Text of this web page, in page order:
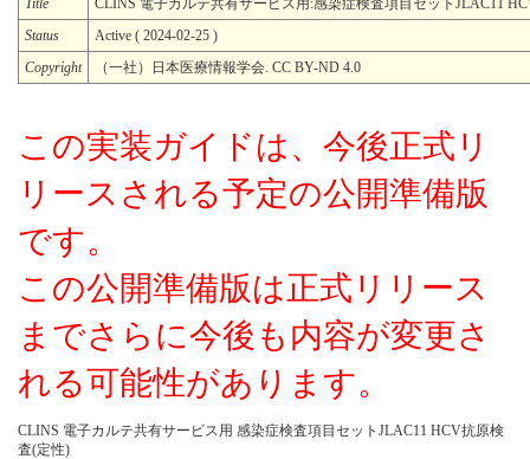
Status
Active ( 2024-02-25 )
Copyright
（一社）日本医療情報学会. CC BY-ND 4.0
この実装ガイドは、今後正式リ
リースされる予定の公開準備版
です。
この公開準備版は正式リリース
までさらに今後も内容が変更さ
れる可能性があります。
CLINS 電子カルテ共有サービス用 感染症検査項目セットJLAC11 HCV抗原検
査(定性)